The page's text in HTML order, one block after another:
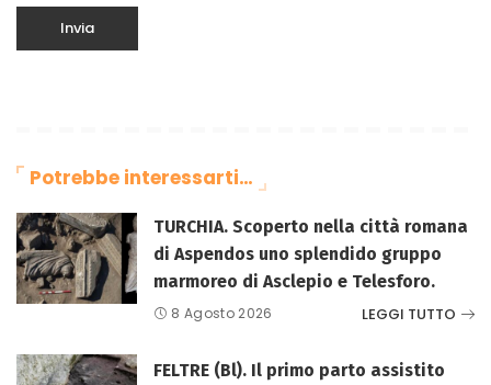
Potrebbe interessarti…
TURCHIA. Scoperto nella città romana
di Aspendos uno splendido gruppo
marmoreo di Asclepio e Telesforo.
8 Agosto 2026 LEGGI TUTTO
FELTRE (Bl). Il primo parto assistito